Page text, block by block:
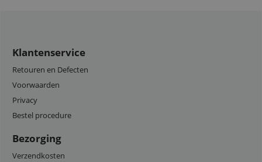
Klantenservice
Retouren en Defecten
Voorwaarden
Privacy
Bestel procedure
Bezorging
Verzendkosten